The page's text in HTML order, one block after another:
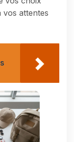
attentes